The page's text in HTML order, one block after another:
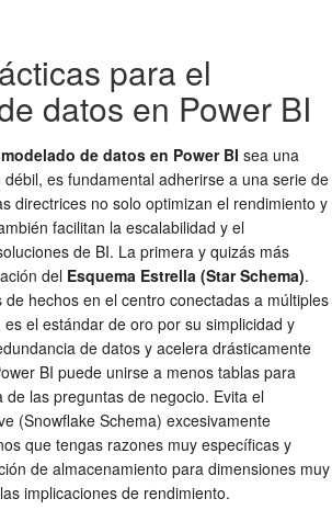
para el
datos en Power BI
modelado de datos en Power BI sea una
es fundamental adherirse a una serie de
directrices no solo optimizan el rendimiento y
facilitan la escalabilidad y el
de BI. La primera y quizás más
del Esquema Estrella (Star Schema).
de hechos en el centro conectadas a múltiples
el estándar de oro por su simplicidad y
de datos y acelera drásticamente
BI puede unirse a menos tablas para
las preguntas de negocio. Evita el
(Snowflake Schema) excesivamente
que tengas razones muy específicas y
de almacenamiento para dimensiones muy
implicaciones de rendimiento.